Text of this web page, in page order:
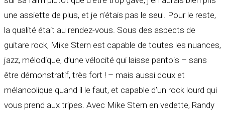
une assiette de plus, et je n’étais pas le seul. Pour le reste,
la qualité était au rendez-vous. Sous des aspects de
guitare rock, Mike Stern est capable de toutes les nuances,
jazz, mélodique, d’une vélocité qui laisse pantois – sans
être démonstratif, très fort ! – mais aussi doux et
mélancolique quand il le faut, et capable d’un rock lourd qui
vous prend aux tripes. Avec Mike Stern en vedette, Randy